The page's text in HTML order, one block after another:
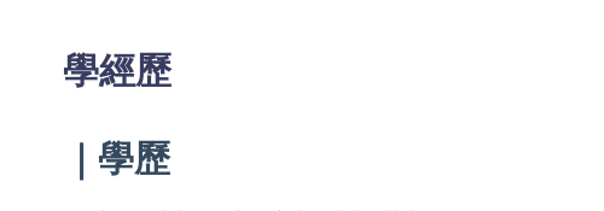
學經歷
｜學歷